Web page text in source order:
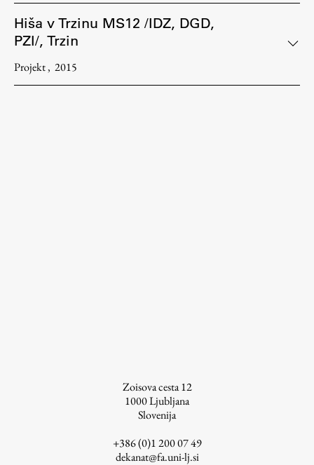
Hiša v Trzinu MS12 /IDZ, DGD,
PZI/, Trzin
Projekt 2015
Zoisova cesta 12
1000Ljubljana
Slovenija
+386 (0)1 200 07 49
dekanat@fa.uni-lj.si